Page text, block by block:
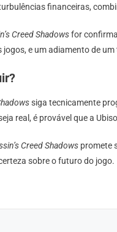
financeiras,
Creed Shadowsfor
jogos, e um adiamento de
siga tecnicamente
real, é provável que a
Creed Shadows promete
sobre o futuro do jogo.